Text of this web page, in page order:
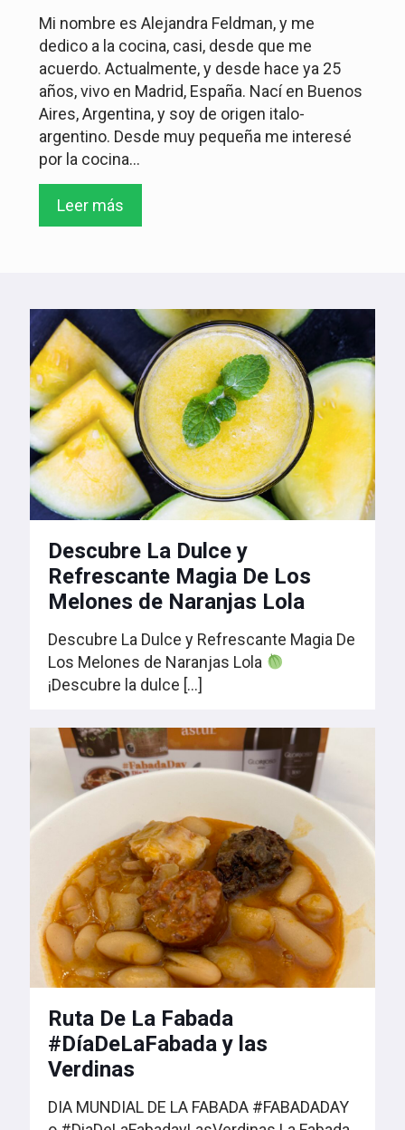
Mi nombre es Alejandra Feldman, y me
dedico a la cocina, casi, desde que me
acuerdo. Actualmente, y desde hace ya 25
años, vivo en Madrid, España. Nací en Buenos
Aires, Argentina, y soy de origen italo-
argentino. Desde muy pequeña me interesé
por la cocina...
Leer más
Descubre La Dulce y
Refrescante Magia De Los
Melones de Naranjas Lola
Descubre La Dulce y Refrescante Magia De
Los Melones de Naranjas Lola
¡Descubre la dulce […]
Ruta De La Fabada
#DíaDeLaFabada y las
Verdinas
DIA MUNDIAL DE LA FABADA #FABADADAY